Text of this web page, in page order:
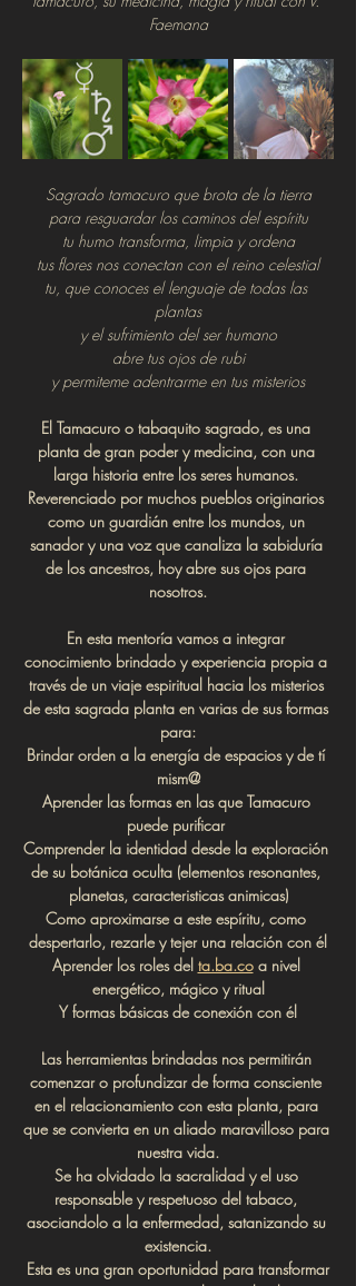
Faemana
Sagrado tamacuro que brota de la tierra
para resguardar los caminos del espíritu
tu humo transforma, limpia y ordena
tus flores nos conectan con el reino celestial
tu, que conoces el lenguaje de todas las
plantas
y el sufrimiento del ser humano
abre tus ojos de rubi
y permiteme adentrarme en tus misterios
El Tamacuro o tabaquito sagrado, es una
planta de gran poder y medicina, con una
larga historia entre los seres humanos.
Reverenciado por muchos pueblos originarios
como un guardián entre los mundos, un
sanador y una voz que canaliza la sabiduría
de los ancestros, hoy abre sus ojos para
nosotros.
En esta mentoría vamos a integrar
conocimiento brindado y experiencia propia a
través de un viaje espiritual hacia los misterios
de esta sagrada planta en varias de sus formas
para:
Brindar orden a la energía de espacios y de tí
mism@
Aprender las formas en las que Tamacuro
puede purificar
Comprender la identidad desde la exploración
de su botánica oculta (elementos resonantes,
planetas, caracteristicas animicas)
Como aproximarse a este espíritu, como
despertarlo, rezarle y tejer una relación con él
Aprender los roles del ta.ba.co a nivel
energético, mágico y ritual
Y formas básicas de conexión con él
Las herramientas brindadas nos permitirán
comenzar o profundizar de forma consciente
en el relacionamiento con esta planta, para
que se convierta en un aliado maravilloso para
nuestra vida.
Se ha olvidado la sacralidad y el uso
responsable y respetuoso del tabaco,
asociandolo a la enfermedad, satanizando su
existencia.